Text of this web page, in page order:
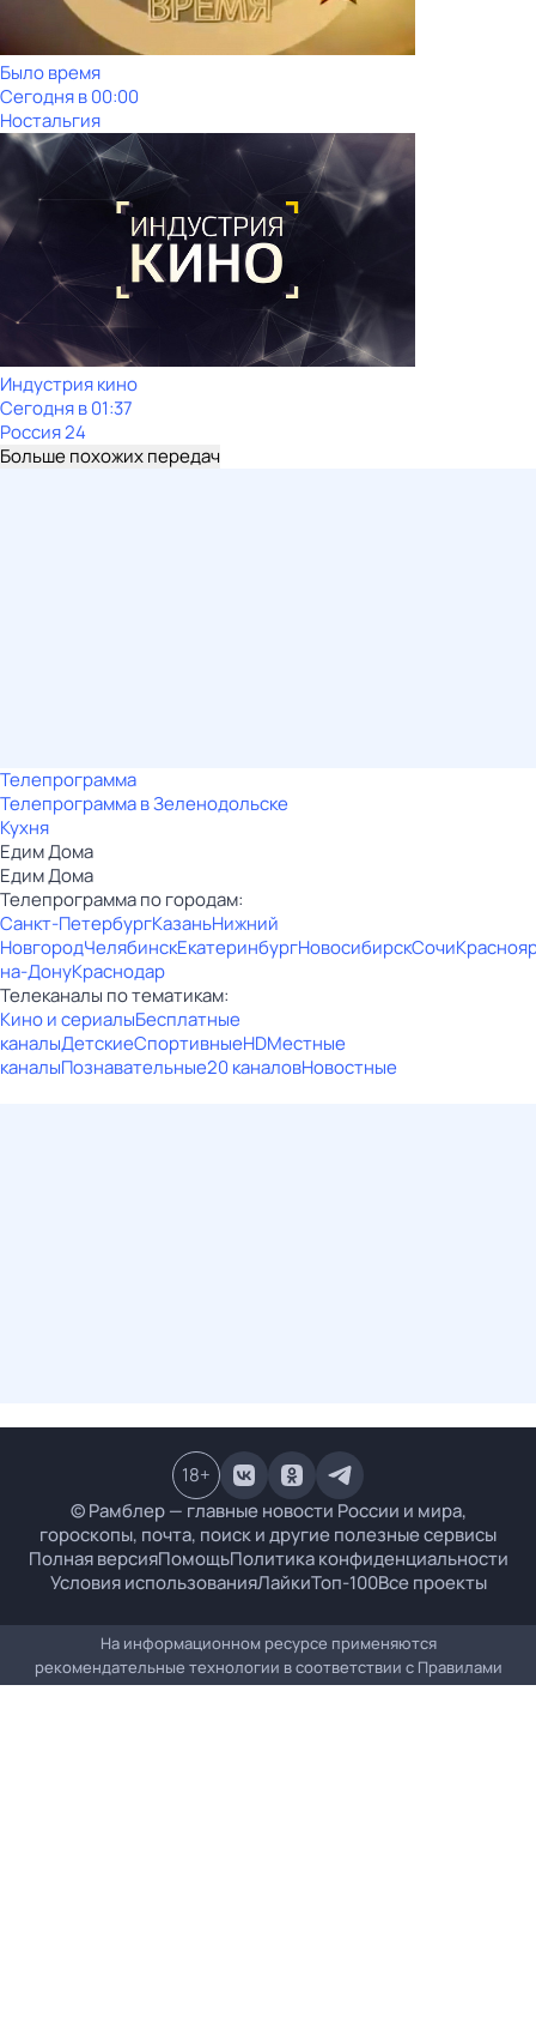
Было время
Сегодня в 00:00
Ностальгия
Индустрия кино
Сегодня в 01:37
Россия 24
Больше похожих передач
Телепрограмма
Телепрограмма в Зеленодольске
Кухня
Едим Дома
Едим Дома
Телепрограмма по городам:
Санкт-ПетербургКазаньНижний
НовгородЧелябинскЕкатеринбургНовосибирскСочи
на-ДонуКраснодар
Телеканалы по тематикам:
Кино и сериалыБесплатные
каналыДетскиеСпортивныеHDМестные
каналыПознавательные20 каналовНовостные
© Рамблер — главные новости России и мира,
гороскопы, почта, поиск и другие полезные сервисы
Полная версияПомощьПолитика конфиденциальности
Условия использованияЛайкиТоп-100Все проекты
18+
На информационном ресурсе применяются
рекомендательные технологии в соответствии с Правилами